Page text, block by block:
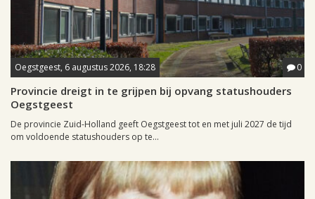
Oegstgeest, 6 augustus 2026, 18:28 0
Provincie dreigt in te grijpen bij opvang statushouders
Oegstgeest
De provincie Zuid-Holland geeft Oegstgeest tot en met juli 2027 de tijd
om voldoende statushouders op te...